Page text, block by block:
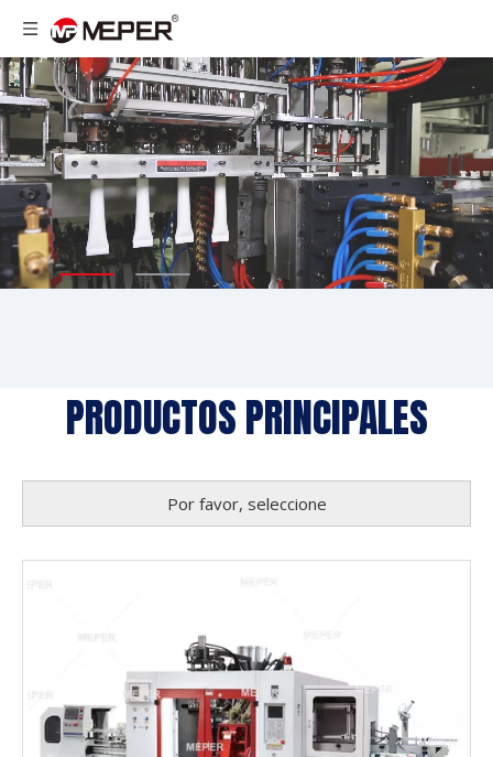
PRODUCTOS PRINCIPALES
Por favor, seleccione